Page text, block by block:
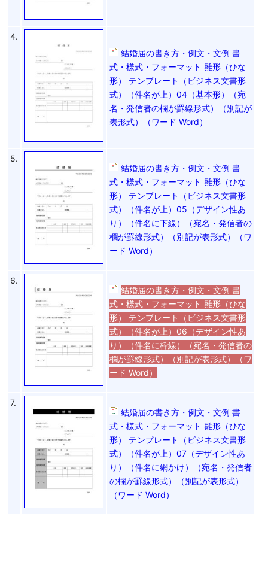
4.
結婚届の書き方・例文・文例 書
式・様式・フォーマット 雛形（ひな
形） テンプレート（ビジネス文書形
式）（件名が上）04（基本形）（宛
名・発信者の欄が罫線形式）（別記が
表形式）（ワード Word）
5.
結婚届の書き方・例文・文例 書
式・様式・フォーマット 雛形（ひな
形） テンプレート（ビジネス文書形
式）（件名が上）05（デザイン性あ
り）（件名に下線）（宛名・発信者の
欄が罫線形式）（別記が表形式）（ワ
ード Word）
6.
結婚届の書き方・例文・文例 書
式・様式・フォーマット 雛形（ひな
形） テンプレート（ビジネス文書形
式）（件名が上）06（デザイン性あ
り）（件名に枠線）（宛名・発信者の
欄が罫線形式）（別記が表形式）（ワ
ード Word）
7.
結婚届の書き方・例文・文例 書
式・様式・フォーマット 雛形（ひな
形） テンプレート（ビジネス文書形
式）（件名が上）07（デザイン性あ
り）（件名に網かけ）（宛名・発信者
の欄が罫線形式）（別記が表形式）
（ワード Word）